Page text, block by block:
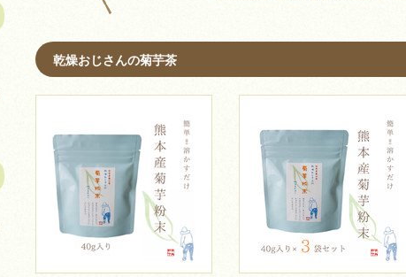
乾燥おじさんの菊芋茶